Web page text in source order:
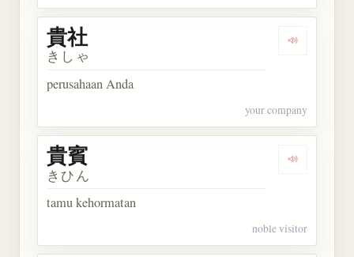
Dengarkan
貴社
きしゃ
perusahaan Anda
your company
Dengarkan
貴賓
きひん
tamu kehormatan
noble visitor